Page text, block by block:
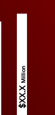
$XX.X
Million